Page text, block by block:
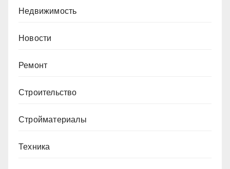
Недвижимость
Новости
Ремонт
Строительство
Стройматериалы
Техника